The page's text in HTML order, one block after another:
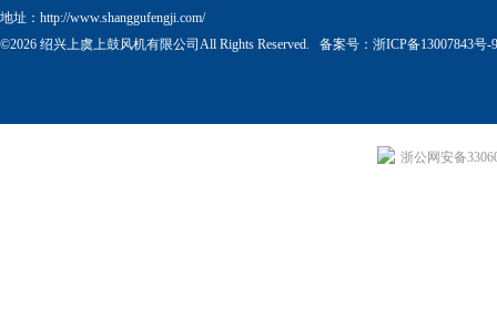
地址：http://www.shanggufengji.com/
©2026 绍兴上虞上鼓风机有限公司All Rights Reserved. 备案号： 浙ICP备13007843号-9
浙公网安备